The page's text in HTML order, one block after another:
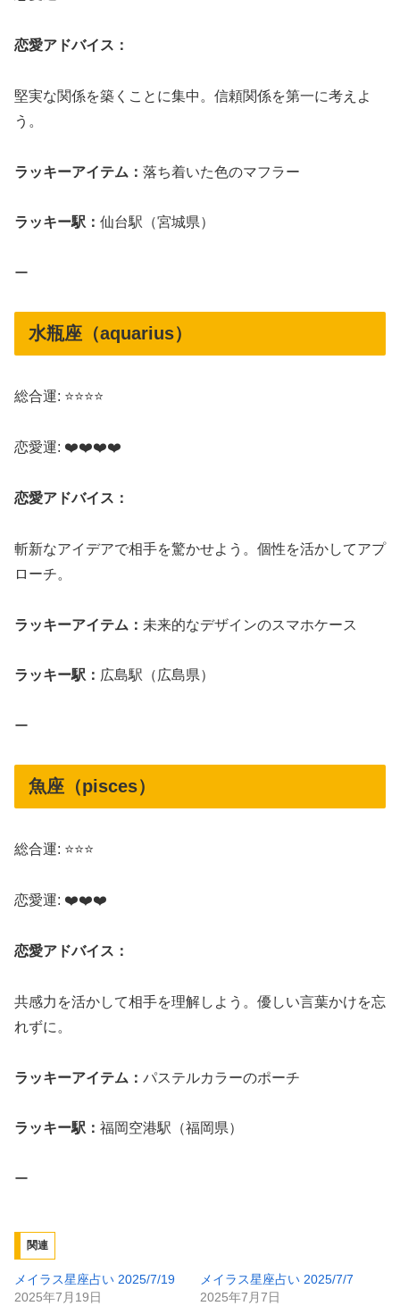
恋愛アドバイス：
堅実な関係を築くことに集中。信頼関係を第一に考えよ
う。
ラッキーアイテム： 落ち着いた色のマフラー
ラッキー駅： 仙台駅（宮城県）
ー
水瓶座（aquarius）
総合運: ⭐⭐⭐⭐
恋愛運: ❤️❤️❤️❤️
恋愛アドバイス：
斬新なアイデアで相手を驚かせよう。個性を活かしてアプ
ローチ。
ラッキーアイテム： 未来的なデザインのスマホケース
ラッキー駅： 広島駅（広島県）
ー
魚座（pisces）
総合運: ⭐⭐⭐
恋愛運: ❤️❤️❤️
恋愛アドバイス：
共感力を活かして相手を理解しよう。優しい言葉かけを忘
れずに。
ラッキーアイテム： パステルカラーのポーチ
ラッキー駅： 福岡空港駅（福岡県）
ー
関連
メイラス星座占い 2025/7/19
2025年7月19日
メイラス星座占い 2025/7/7
2025年7月7日